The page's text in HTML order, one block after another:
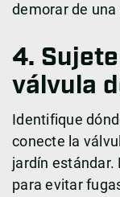
demorar de una
4.
válvula
Identifique
conecte la
jardín estándar.
para evitar